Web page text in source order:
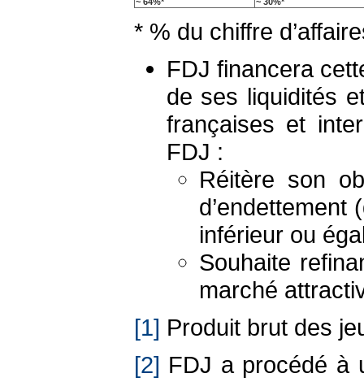
* % du chiffre
FDJ financera
de ses liquidités
françaises et
FDJ :
Réitère son
inférieur ou
Souhaite
marché
[1] Produit brut des
[2] FDJ a procédé à